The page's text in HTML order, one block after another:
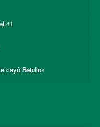
41
cayó Betulio»